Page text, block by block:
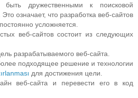
дружественными к поисковой
означает, что разработка веб-сайтов
усложняется.
веб-сайтов состоит из следующих
разрабатываемого веб-сайта.
подходящее решение и технологии
для достижения цели.
веб-сайта и перевести его в код